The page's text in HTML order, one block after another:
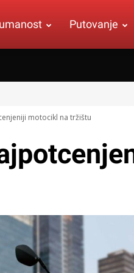
Putovanje
motocikl na tržištu